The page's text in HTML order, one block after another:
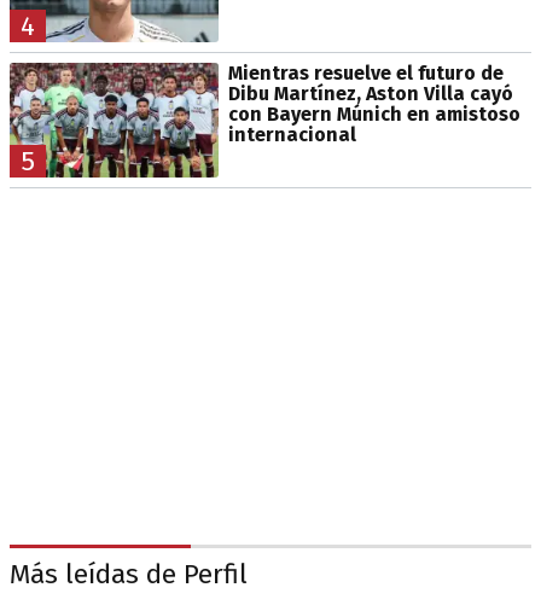
4
5
Mientras resuelve el futuro de
Dibu Martínez, Aston Villa cayó
con Bayern Múnich en amistoso
internacional
Más leídas de Perfil